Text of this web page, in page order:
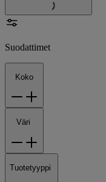
Suodattimet
Koko
Väri
Tuotetyyppi